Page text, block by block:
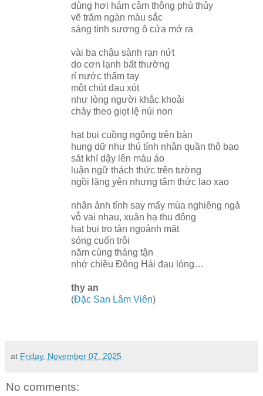
dùng hơi hám cảm thông phù thủy
vẽ trăm ngàn màu sắc
sáng tinh sương ô cửa mở ra
vài ba chậu sành rạn nứt
do cơn lạnh bất thường
rỉ nước thấm tay
một chút đau xót
như lòng người khắc khoải
chảy theo giọt lệ núi non
hạt bụi cuồng ngông trên bàn
hung dữ như thú tính nhân quần thô bạo
sát khí dậy lên màu áo
luận ngữ thách thức trên tường
ngồi lặng yên nhưng tâm thức lao xao
nhân ảnh tỉnh say mấy mùa nghiêng ngả
vỗ vai nhau, xuân hạ thu đông
hạt bụi tro tàn ngoảnh mặt
sóng cuốn trôi
năm cùng tháng tận
nhớ chiều Đông Hải đau lòng…
thy an
(Đặc San Lâm Viên)
at Friday, November 07, 2025
No comments: